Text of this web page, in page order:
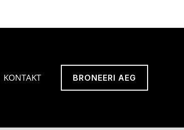
KONTAKT BRONEERI AEG